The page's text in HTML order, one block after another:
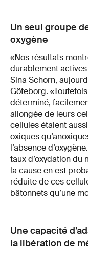
Un seul groupe
oxygène
«Nos résultats
durablement actives
Sina Schorn,
Göteborg.
déterminé,
allongée de leurs
cellules étaient
oxiques
l’absence
taux d’oxydation du
la cause en est
réduite de ces
bâtonnets qu’une
Une capacité
la libération de